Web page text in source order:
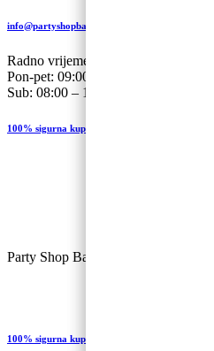
info@partyshopbaloncic.hr
Radno vrijeme
Pon-pet: 09:00-19.00
Sub: 08:00 – 13:00
100% sigurna kupovina
Party Shop Balončić, obrt ©
100% sigurna kupovina